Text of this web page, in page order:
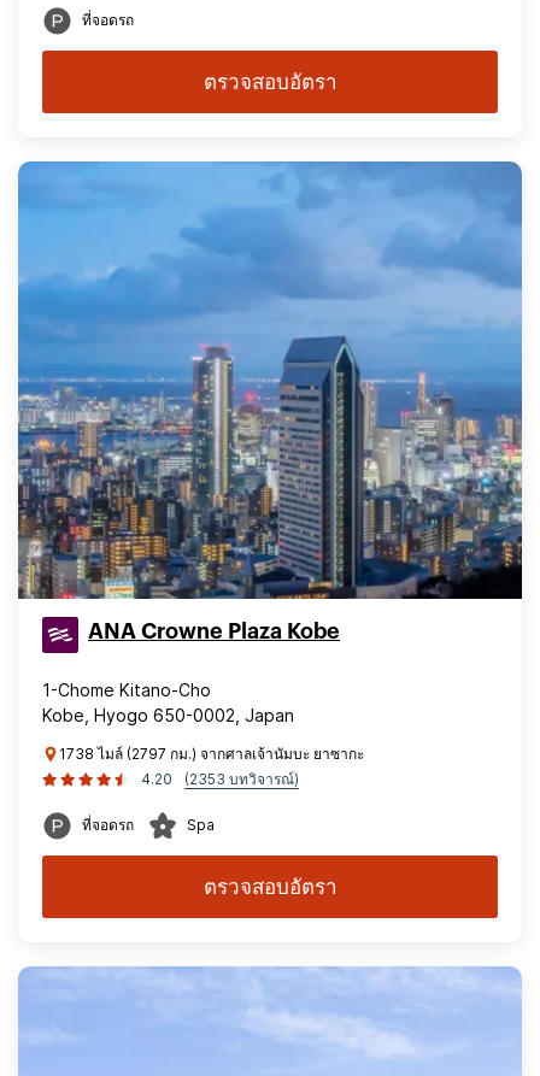
ที่จอดรถ
ตรวจสอบอัตรา
ANA Crowne Plaza Kobe
1-Chome Kitano-Cho
Kobe, Hyogo 650-0002, Japan
1738 ไมล์ (2797 กม.) จากศาลเจ้านัมบะ ยาซากะ
4.20
(2353 บทวิจารณ์)
ที่จอดรถ Spa
ตรวจสอบอัตรา